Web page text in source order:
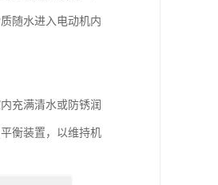
随水进入电动机内
充满清水或防锈润
衡装置，以维持机